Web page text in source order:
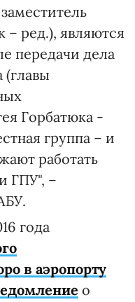
– ред.), являются
передачи дела
(главы
Горбатюка -
группа – и
работать
ГПУ", –
года
в аэропорту
о